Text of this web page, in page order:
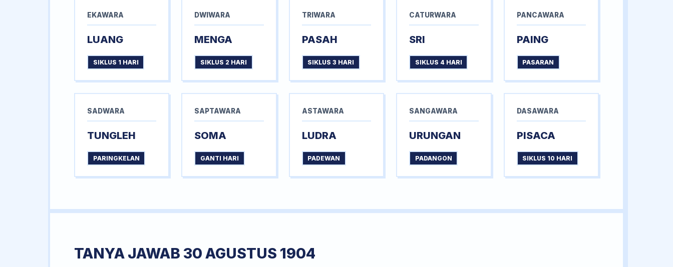
EKAWARA
LUANG
SIKLUS 1 HARI
DWIWARA
MENGA
SIKLUS 2 HARI
TRIWARA
PASAH
SIKLUS 3 HARI
CATURWARA
SRI
SIKLUS 4 HARI
PANCAWARA
PAING
PASARAN
SADWARA
TUNGLEH
PARINGKELAN
SAPTAWARA
SOMA
GANTI HARI
ASTAWARA
LUDRA
PADEWAN
SANGAWARA
URUNGAN
PADANGON
DASAWARA
PISACA
SIKLUS 10 HARI
TANYA JAWAB 30 AGUSTUS 1904